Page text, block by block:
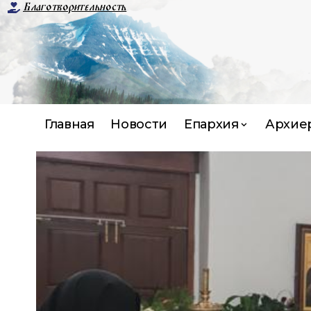
Благотворительность
Главная Новости Епархия